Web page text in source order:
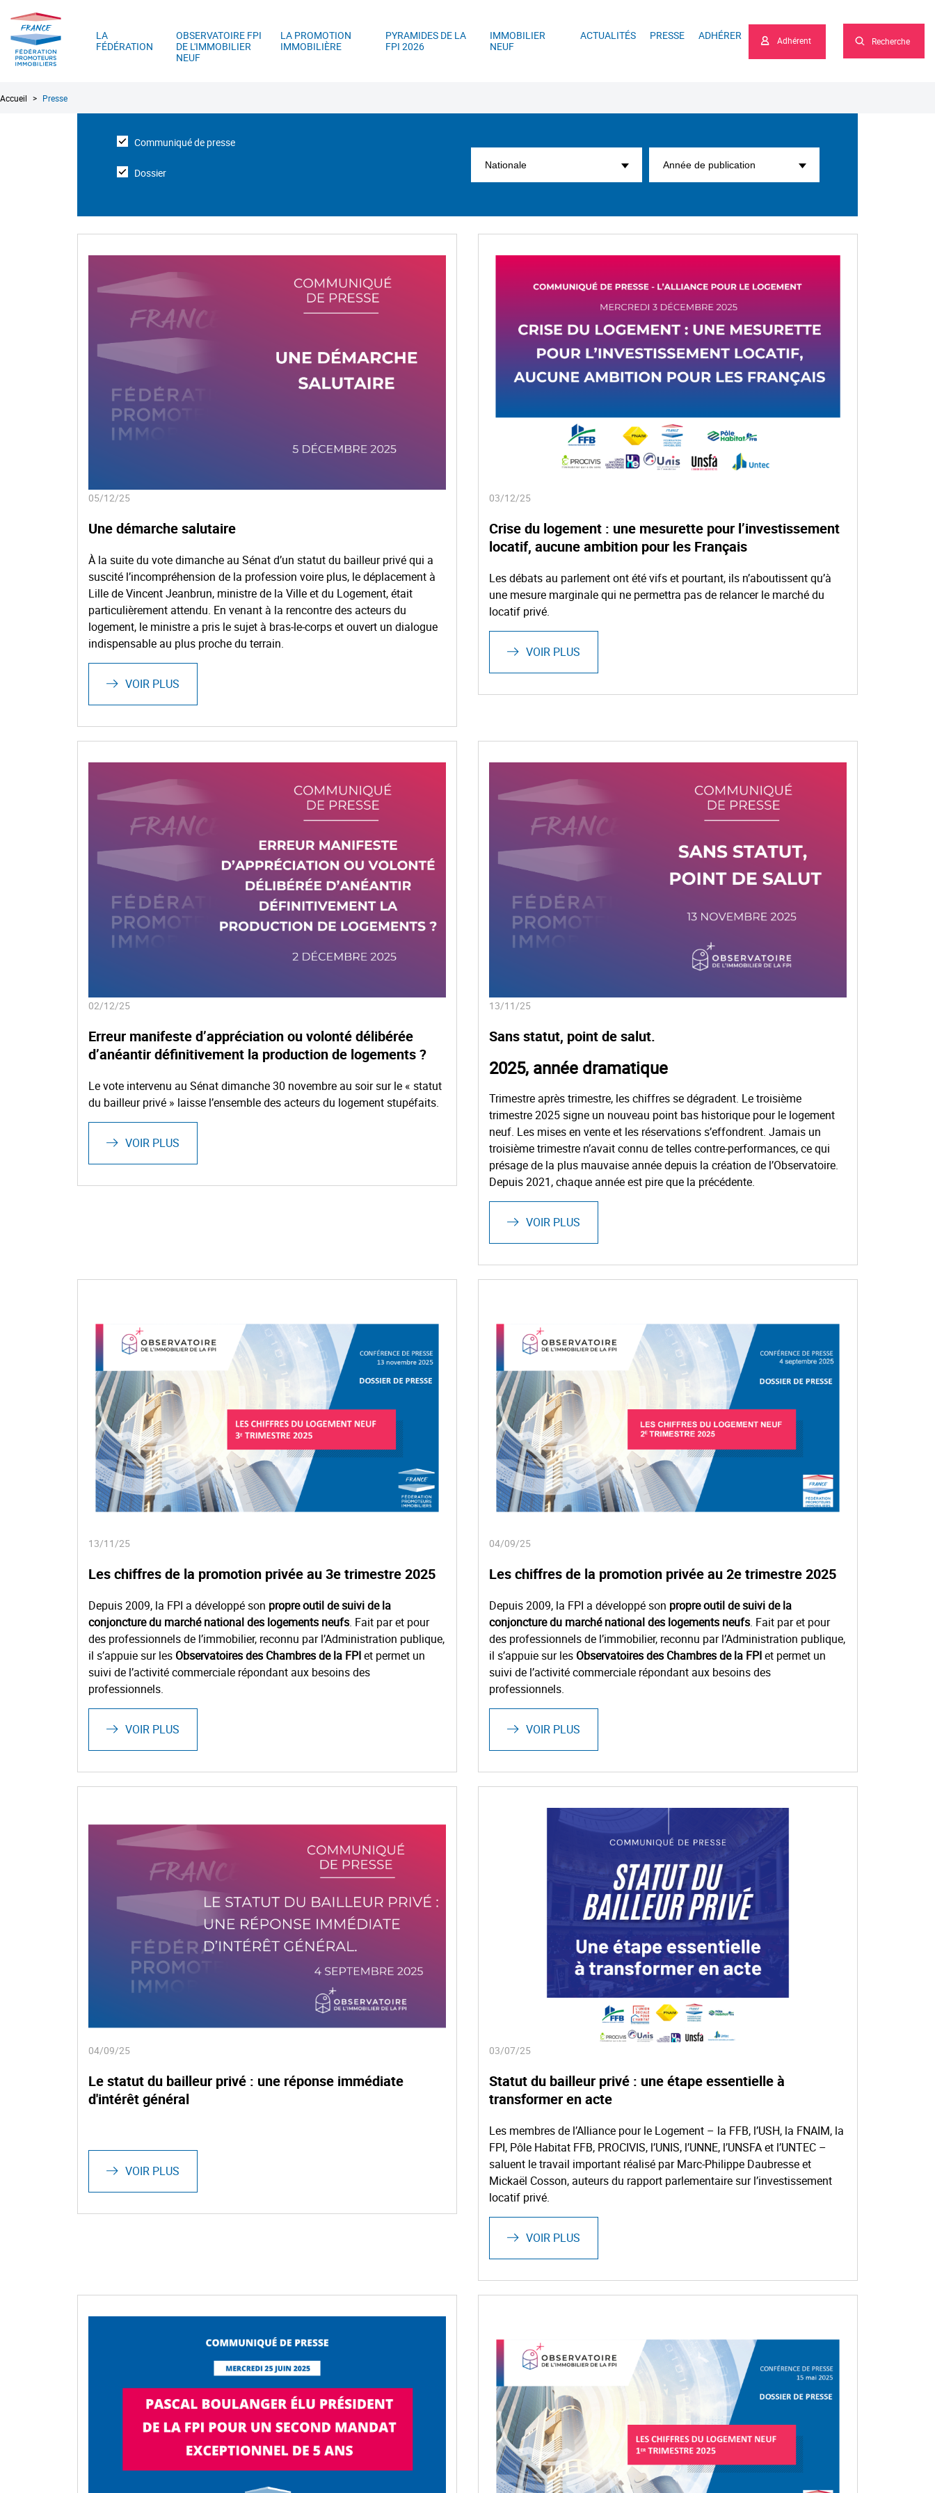
France
LA
FÉDÉRATION
OBSERVATOIRE FPI
DE L'IMMOBILIER
NEUF
LA PROMOTION
IMMOBILIÈRE
PYRAMIDES DE LA
FPI 2026
IMMOBILIER
NEUF
ACTUALITÉS PRESSE ADHÉRER Adhérent Recherche
Accueil Presse
Communiqué de presse
Dossier
05/12/25
Une démarche salutaire
À la suite du vote dimanche au Sénat d’un statut du bailleur privé qui a
suscité l’incompréhension de la profession voire plus, le déplacement à
Lille de Vincent Jeanbrun, ministre de la Ville et du Logement, était
particulièrement attendu. En venant à la rencontre des acteurs du
logement, le ministre a pris le sujet à bras-le-corps et ouvert un dialogue
indispensable au plus proche du terrain.
VOIR PLUS
03/12/25
Crise du logement : une mesurette pour l’investissement
locatif, aucune ambition pour les Français
Les débats au parlement ont été vifs et pourtant, ils n’aboutissent qu’à
une mesure marginale qui ne permettra pas de relancer le marché du
locatif privé.
VOIR PLUS
02/12/25
Erreur manifeste d’appréciation ou volonté délibérée
d’anéantir définitivement la production de logements ?
Le vote intervenu au Sénat dimanche 30 novembre au soir sur le « statut
du bailleur privé » laisse l’ensemble des acteurs du logement stupéfaits.
VOIR PLUS
13/11/25
Sans statut, point de salut.
2025, année dramatique
Trimestre après trimestre, les chiffres se dégradent. Le troisième
trimestre 2025 signe un nouveau point bas historique pour le logement
neuf. Les mises en vente et les réservations s’effondrent. Jamais un
troisième trimestre n’avait connu de telles contre-performances, ce qui
présage de la plus mauvaise année depuis la création de l’Observatoire.
Depuis 2021, chaque année est pire que la précédente.
VOIR PLUS
13/11/25
Les chiffres de la promotion privée au 3e trimestre 2025
Depuis 2009, la FPI a développé son propre outil de suivi de la
conjoncture du marché national des logements neufs. Fait par et pour
des professionnels de l’immobilier, reconnu par l’Administration publique,
il s’appuie sur les Observatoires des Chambres de la FPIet permet un
suivi de l’activité commerciale répondant aux besoins des
professionnels.
VOIR PLUS
04/09/25
Les chiffres de la promotion privée au 2e trimestre 2025
Depuis 2009, la FPI a développé son propre outil de suivi de la
conjoncture du marché national des logements neufs. Fait par et pour
des professionnels de l’immobilier, reconnu par l’Administration publique,
il s’appuie sur les Observatoires des Chambres de la FPIet permet un
suivi de l’activité commerciale répondant aux besoins des
professionnels.
VOIR PLUS
04/09/25
Le statut du bailleur privé : une réponse immédiate
d'intérêt général
VOIR PLUS
03/07/25
Statut du bailleur privé : une étape essentielle à
transformer en acte
Les membres de l’Alliance pour le Logement – la FFB, l’USH, la FNAIM, la
FPI, Pôle Habitat FFB, PROCIVIS, l’UNIS, l’UNNE, l’UNSFA et l’UNTEC –
saluent le travail important réalisé par Marc-Philippe Daubresse et
Mickaël Cosson, auteurs du rapport parlementaire sur l’investissement
locatif privé.
VOIR PLUS